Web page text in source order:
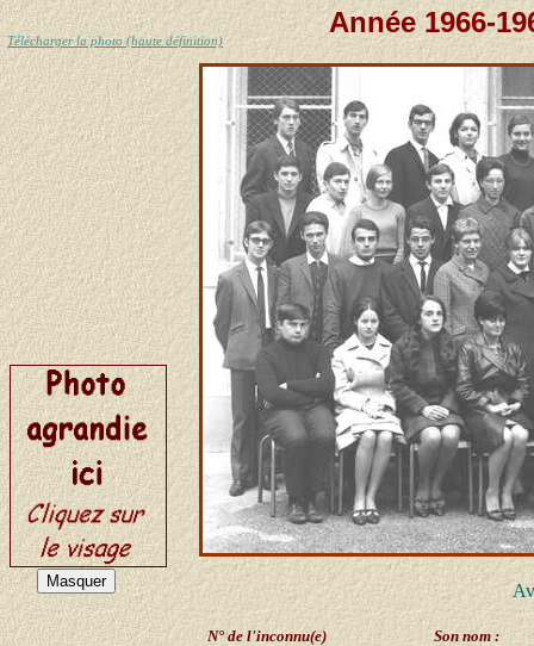
Télécharger la photo (haute définition)
Année 1966-
N° de l'inconnu(e) Son nom :